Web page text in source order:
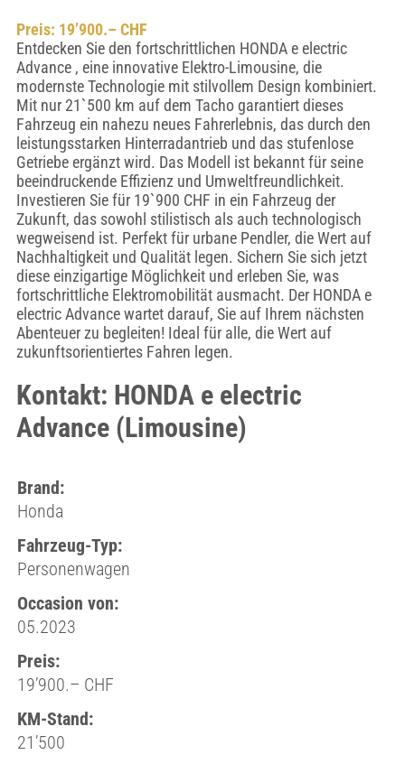
Preis: 19’900.– CHF
Entdecken Sie den fortschrittlichen HONDA e electric
Advance , eine innovative Elektro-Limousine, die
modernste Technologie mit stilvollem Design kombiniert.
Mit nur 21`500 km auf dem Tacho garantiert dieses
Fahrzeug ein nahezu neues Fahrerlebnis, das durch den
leistungsstarken Hinterradantrieb und das stufenlose
Getriebe ergänzt wird. Das Modell ist bekannt für seine
beeindruckende Effizienz und Umweltfreundlichkeit.
Investieren Sie für 19`900 CHF in ein Fahrzeug der
Zukunft, das sowohl stilistisch als auch technologisch
wegweisend ist. Perfekt für urbane Pendler, die Wert auf
Nachhaltigkeit und Qualität legen. Sichern Sie sich jetzt
diese einzigartige Möglichkeit und erleben Sie, was
fortschrittliche Elektromobilität ausmacht. Der HONDA e
electric Advance wartet darauf, Sie auf Ihrem nächsten
Abenteuer zu begleiten! Ideal für alle, die Wert auf
zukunftsorientiertes Fahren legen.
Kontakt: HONDA e electric
Advance (Limousine)
Brand:
Honda
Fahrzeug-Typ:
Personenwagen
Occasion von:
05.2023
Preis:
19’900.– CHF
KM-Stand:
21’500